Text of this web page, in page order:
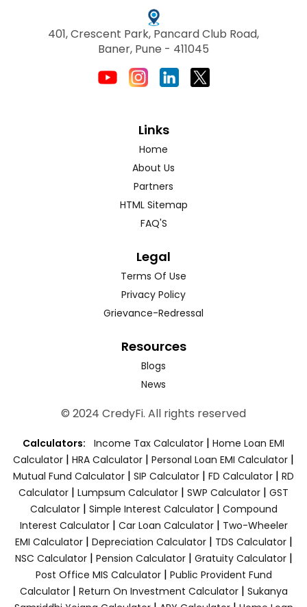
401, Crescent Park, Pancard Club Road,
Baner, Pune - 411045
Links
Home
About Us
Partners
HTML Sitemap
FAQ'S
Legal
Terms Of Use
Privacy Policy
Grievance-Redressal
Resources
Blogs
News
© 2024 CredyFi. All rights reserved
Calculators: Income Tax Calculator | Home Loan EMI
Calculator | HRA Calculator | Personal Loan EMI Calculator |
Mutual Fund Calculator | SIP Calculator | FD Calculator | RD
Calculator | Lumpsum Calculator | SWP Calculator | GST
Calculator| Simple Interest Calculator| Compound
Interest Calculator| Car Loan Calculator| Two-Wheeler
EMI Calculator| Depreciation Calculator| TDS Calculator|
NSC Calculator| Pension Calculator| Gratuity Calculator|
Post Office MIS Calculator| Public Provident Fund
Calculator| Return On Investment Calculator| Sukanya